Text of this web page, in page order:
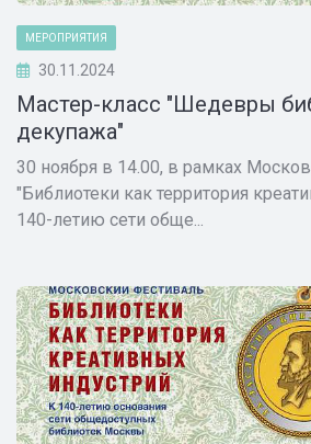
МЕРОПРИЯТИЯ
30.11.2024
Мастер-класс "Шедевры
декупажа"
30 ноября в 14.00, в рамках
"Библиотеки как территория
140-летию сети обще...